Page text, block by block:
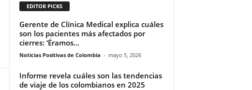
EDITOR PICKS
Gerente de Clínica Medical explica cuáles
son los pacientes más afectados por
cierres: ‘Éramos...
Noticias Positivas de Colombia - mayo 5, 2026
Informe revela cuáles son las tendencias
de viaje de los colombianos en 2025